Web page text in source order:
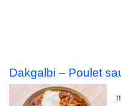
Dakgalbi – Poulet